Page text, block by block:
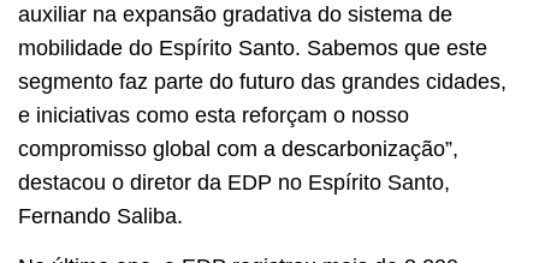
auxiliar na expansão gradativa do sistema de
mobilidade do Espírito Santo. Sabemos que este
segmento faz parte do futuro das grandes cidades,
e iniciativas como esta reforçam o nosso
compromisso global com a descarbonização”,
destacou o diretor da EDP no Espírito Santo,
Fernando Saliba.